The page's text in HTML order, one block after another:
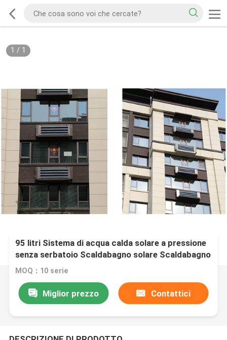
1 / 1
95 litri Sistema di acqua calda solare a pressione
senza serbatoio Scaldabagno solare Scaldabagno
solare a scarico
MOQ：10 serie
Miglior prezzo Contattici